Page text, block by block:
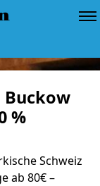
Buckow
%
Schweiz
ab 80€ –